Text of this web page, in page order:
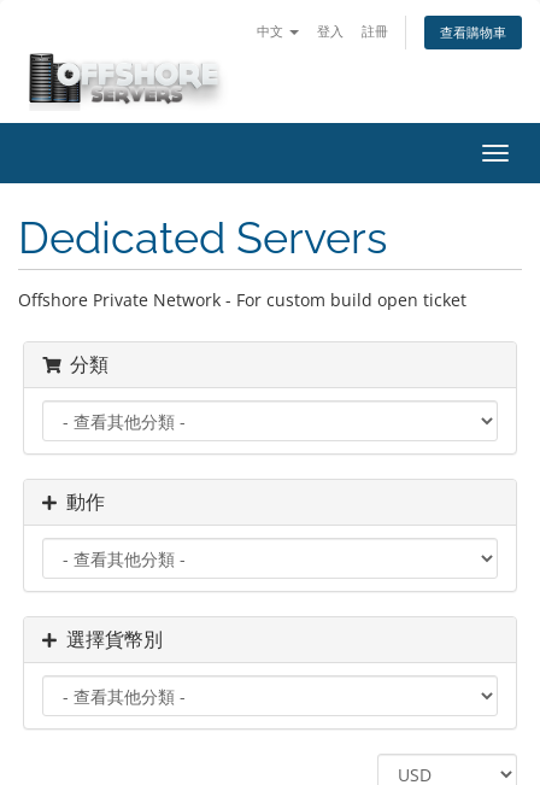
中文 登入 註冊 查看購物車
切
換
Dedicated Servers
Offshore Private Network - For custom build open ticket
分類
動作
選擇貨幣別